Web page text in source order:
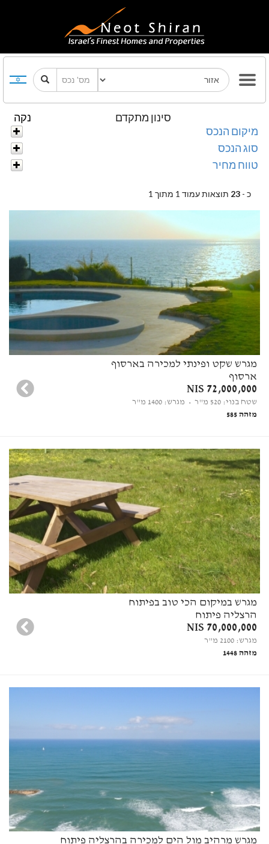
סינון מתקדם
נקה
מיקום הנכס
סוג הנכס
טווח מחיר
כ - 23 תוצאות עמוד 1 מתוך 1
מגרש שקט ופינתי למכירה בארסוף
ארסוף
72,000,000 NIS
שטח בנוי: 520 מ"ר
• מגרש: 1400 מ"ר
מזהה 585
מגרש במיקום הכי טוב בפיתוח
הרצליה פיתוח
70,000,000 NIS
מגרש: 2100 מ"ר
מזהה 1448
מגרש מרהיב מול הים למכירה בהרצליה פיתוח